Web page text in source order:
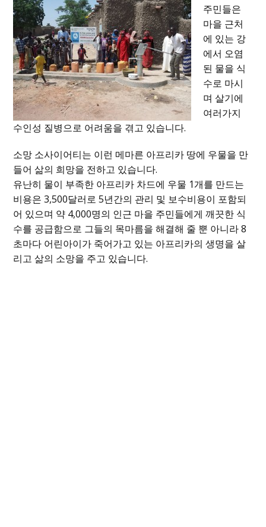
주민들은
마을 근처
에 있는 강
에서 오염
된 물을 식
수로 마시
며 살기에
여러가지
수인성 질병으로 어려움을 겪고 있습니다.
소망 소사이어티는 이런 메마른 아프리카 땅에 우물을 만
들어 삶의 희망을 전하고 있습니다.
유난히 물이 부족한 아프리카 차드에 우물 1개를 만드는
비용은 3,500달러로 5년간의 관리 및 보수비용이 포함되
어 있으며 약 4,000명의 인근 마을 주민들에게 깨끗한 식
수를 공급함으로 그들의 목마름을 해결해 줄 뿐 아니라 8
초마다 어린아이가 죽어가고 있는 아프리카의 생명을 살
리고 삶의 소망을 주고 있습니다.